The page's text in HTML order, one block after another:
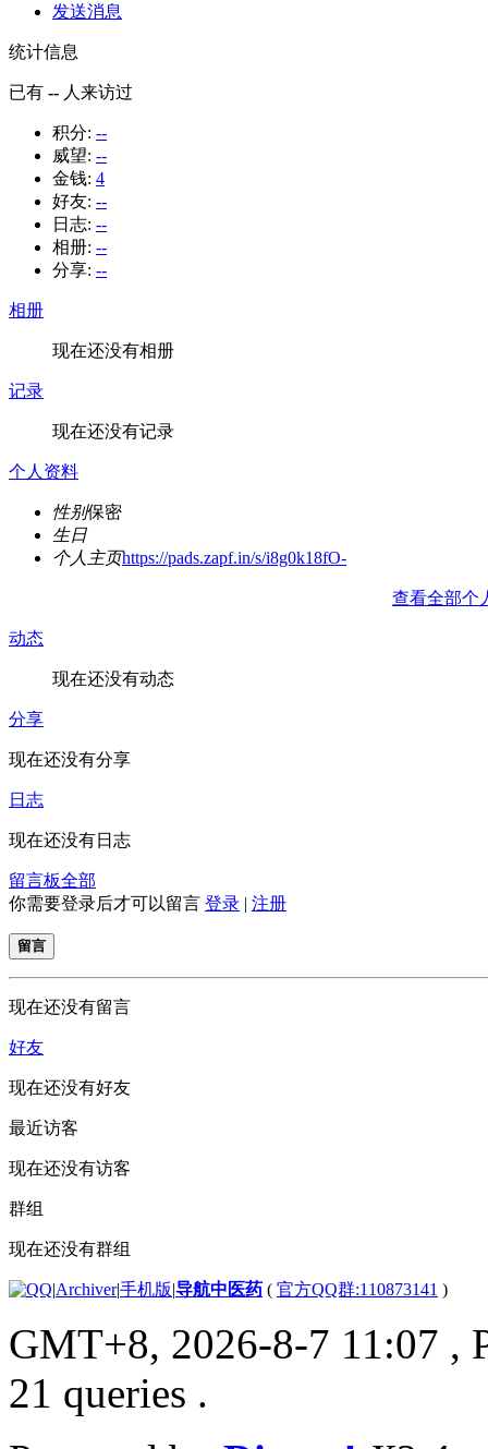
发送消息
统计信息
已有 -- 人来访过
积分: --
威望: --
金钱: 4
好友: --
日志: --
相册: --
分享: --
相册
现在还没有相册
记录
现在还没有记录
个人资料
性别保密
生日
个人主页https://pads.zapf.in/s/i8g0k18fO-
查看全部个
动态
现在还没有动态
分享
现在还没有分享
日志
现在还没有日志
留言板全部
你需要登录后才可以留言 登录 | 注册
留言
现在还没有留言
好友
现在还没有好友
最近访客
现在还没有访客
群组
现在还没有群组
|Archiver|手机版|导航中医药 ( 官方QQ群:110873141 )
GMT+8, 2026-8-7 11:07 ,
21 queries .